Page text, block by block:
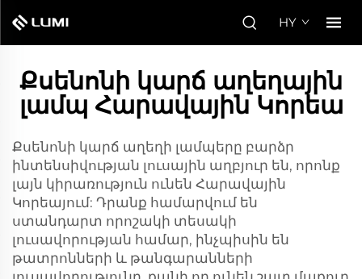
HY
Քսենոնի կարճ աղեղային
լամպ Հարավային Կորեա
Քսենոնի կարճ աղեղի լամպերը բարձր
ինտենսիվության լուսային աղբյուր են, որոնք
լայն կիրառություն ունեն Հարավային
Կորեայում: Դրանք համարվում են
ստանդարտ որոշակի տեսակի
լուսավորության համար, ինչպիսին են
թատրոնների և թանգարանների